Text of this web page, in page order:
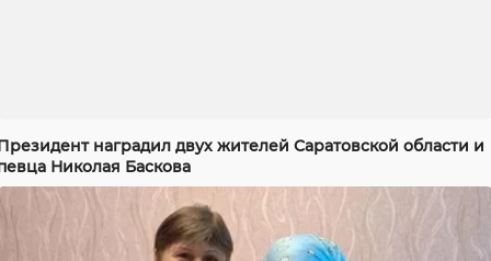
наградил двух жителей Саратовской области и
Николая Баскова